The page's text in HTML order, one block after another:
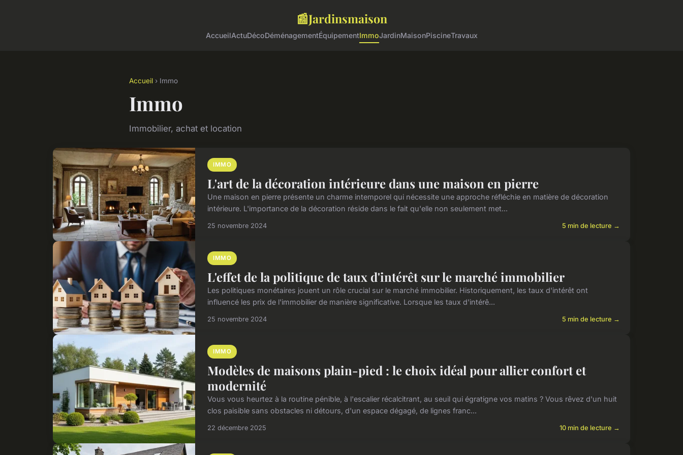
📰Jardinsmaison
AccueilActuDécoDéménagementÉquipementImmoJardinMaisonPiscineTravaux
Accueil › Immo
Immo
Immobilier, achat et location
IMMO
L'art de la décoration intérieure dans une maison en pierre
Une maison en pierre présente un charme intemporel qui nécessite une approche réfléchie en matière de décoration
intérieure. L'importance de la décoration réside dans le fait qu'elle non seulement met...
25 novembre 2024 5 min de lecture →
IMMO
L'effet de la politique de taux d'intérêt sur le marché immobilier
Les politiques monétaires jouent un rôle crucial sur le marché immobilier. Historiquement, les taux d'intérêt ont
influencé les prix de l'immobilier de manière significative. Lorsque les taux d'intérê...
25 novembre 2024 5 min de lecture →
IMMO
Modèles de maisons plain-pied : le choix idéal pour allier confort et
modernité
Vous vous heurtez à la routine pénible, à l'escalier récalcitrant, au seuil qui égratigne vos matins ? Vous rêvez d'un huit
clos paisible sans obstacles ni détours, d'un espace dégagé, de lignes franc...
22 décembre 2025 10 min de lecture →